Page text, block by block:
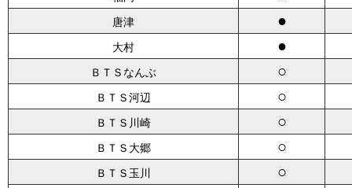
唐津 ●
大村 ●
ＢＴＳなんぶ ○
ＢＴＳ河辺 ○
ＢＴＳ川崎 ○
ＢＴＳ大郷 ○
ＢＴＳ玉川 ○